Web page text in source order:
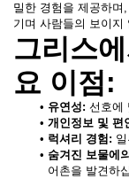
밀한 경험을 제공하며
기며 사람들의 보이지
그리스
요 이점:
유연성: 선호에
개인정보 및 편
럭셔리 경험:
숨겨진 보물에
어촌을 발견하